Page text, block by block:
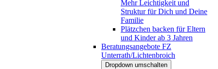
Mehr Leichtigkeit und
Struktur für Dich und Deine
Familie
Plätzchen backen für Eltern
und Kinder ab 3 Jahren
Beratungsangebote FZ
Unterrath/Lichtenbroich
Dropdown umschalten